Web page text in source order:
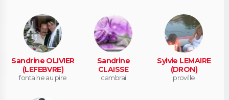
Sandrine OLIVIER
(LEFEBVRE)
fontaine au pire
Sandrine
CLAISSE
cambrai
Sylvie LEMAIRE
(DRON)
proville